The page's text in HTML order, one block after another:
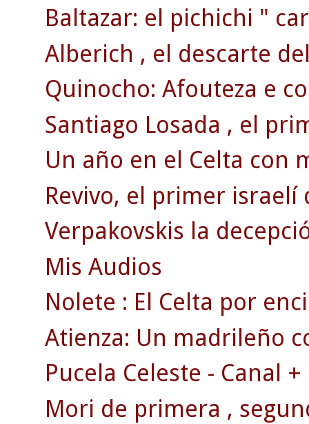
Baltazar: el pichichi "
Alberich , el descarte
Quinocho: Afouteza e
Santiago Losada , el
Un año en el Celta con
Revivo, el primer israelí
Verpakovskis la
Mis Audios
Nolete : El Celta por
Atienza: Un madrileño
Pucela Celeste - Canal +
Mori de primera ,